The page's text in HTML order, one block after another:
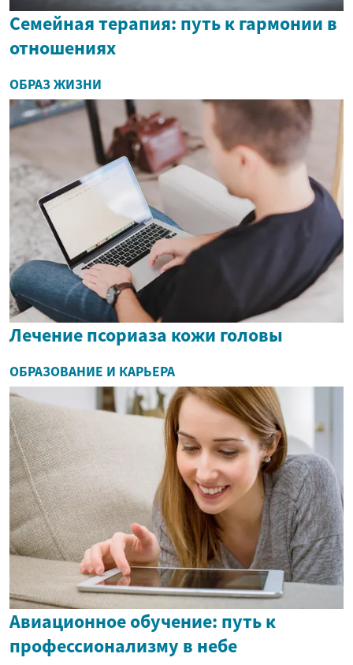
Семейная терапия: путь к гармонии в
отношениях
ОБРАЗ ЖИЗНИ
Лечение псориаза кожи головы
ОБРАЗОВАНИЕ И КАРЬЕРА
Авиационное обучение: путь к
профессионализму в небе